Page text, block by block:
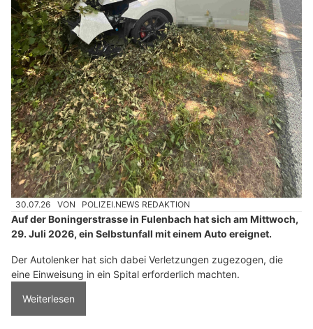
30.07.26 VON POLIZEI.NEWS REDAKTION
Auf der Boningerstrasse in Fulenbach hat sich am Mittwoch,
29. Juli 2026, ein Selbstunfall mit einem Auto ereignet.
Der Autolenker hat sich dabei Verletzungen zugezogen, die
eine Einweisung in ein Spital erforderlich machten.
Weiterlesen